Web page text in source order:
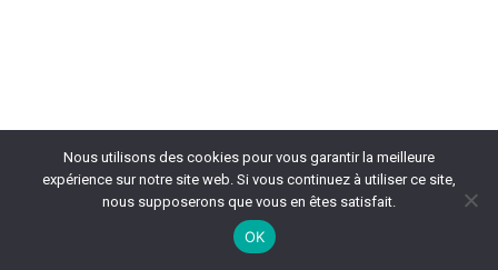
Nous utilisons des cookies pour vous garantir la meilleure
expérience sur notre site web. Si vous continuez à utiliser ce site,
nous supposerons que vous en êtes satisfait.
OK